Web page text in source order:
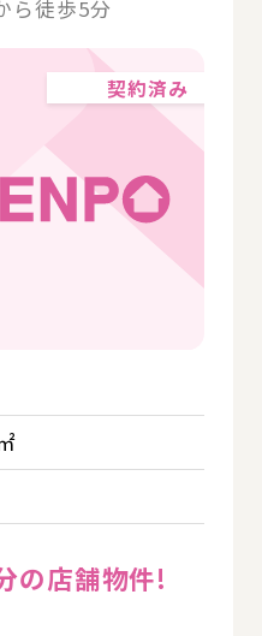
ら徒歩5分
契約済み
の店舗物件!